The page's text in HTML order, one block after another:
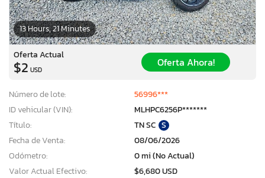
13 Hours, 21 Minutes
Oferta Actual
$2 USD
Oferta Ahora!
Número de lote:
56996***
ID vehicular (VIN):
MLHPC6256P*******
Título:
TN SC S
Fecha de Venta:
08/06/2026
Odómetro:
0 mi (No Actual)
Valor Actual Efectivo:
$6,680 USD